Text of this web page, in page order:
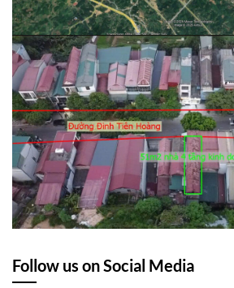
Follow us on Social Media